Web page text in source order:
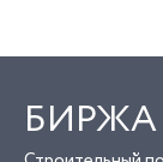
БИРЖА